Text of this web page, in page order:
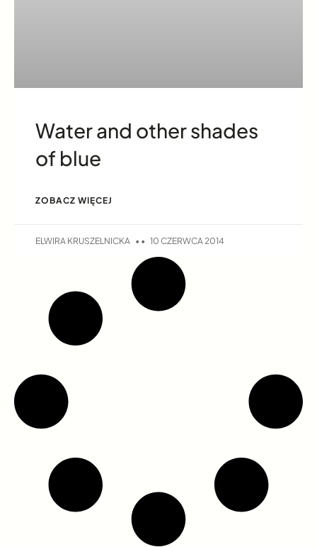
Water and other shades
of blue
ZOBACZ WIĘCEJ
ELWIRA KRUSZELNICKA 10 CZERWCA 2014